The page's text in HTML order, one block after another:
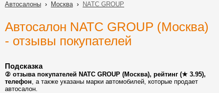
Автосалоны › Москва› NATC GROUP
Автосалон NATC GROUP (Москва)
- отзывы покупателей
Подсказка
② отзыва покупателей NATC GROUP (Москва), рейтинг (★ 3.95),
телефон, а также указаны марки автомобилей, которые продает
автосалон.